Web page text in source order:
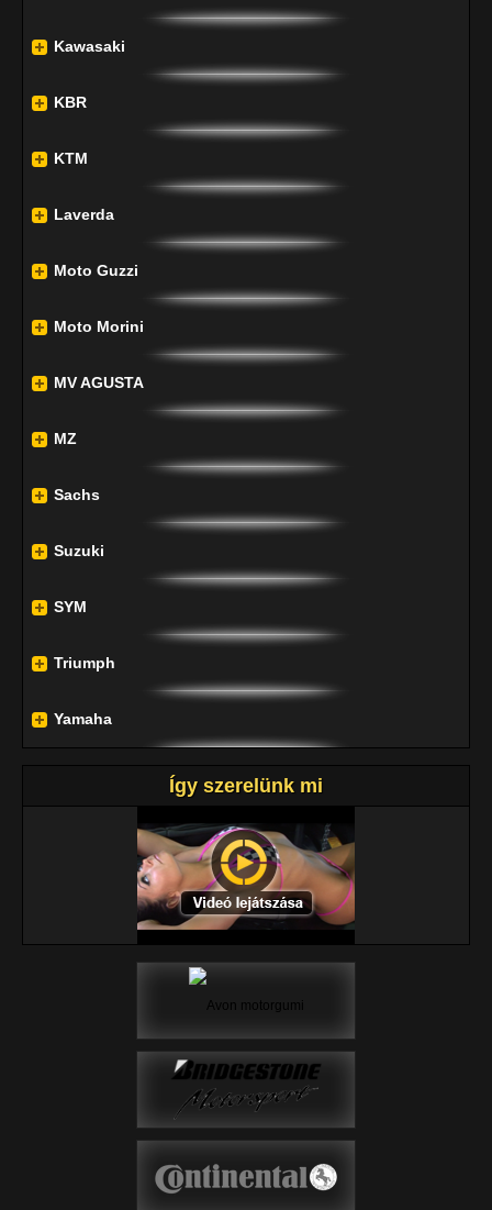
Kawasaki
KBR
KTM
Laverda
Moto Guzzi
Moto Morini
MV AGUSTA
MZ
Sachs
Suzuki
SYM
Triumph
Yamaha
Így szerelünk mi